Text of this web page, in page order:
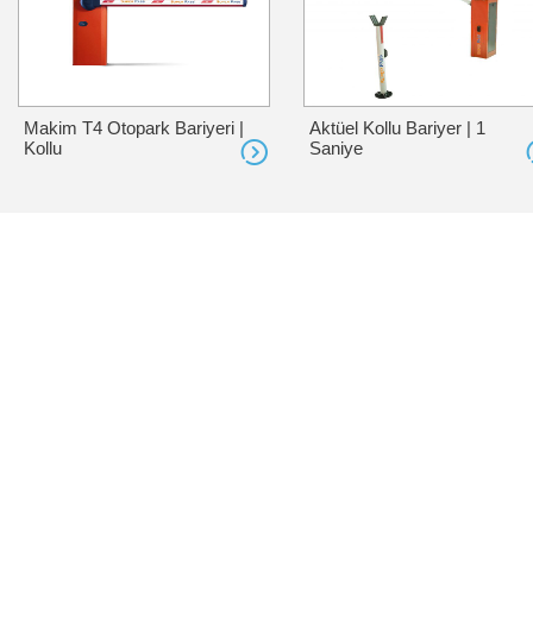
Makim T4 Otopark Bariyeri |
Kollu
Aktüel Kollu Bariyer | 1
Saniye